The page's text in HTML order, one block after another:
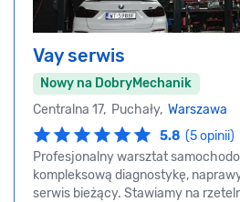
Vay serwis
Nowy na DobryMechanik
Centralna 17, Puchały, Warszawa
5.8 (5 opinii)
Profesjonalny warsztat
kompleksową diagnostykę,
serwis bieżący. Stawiamy na